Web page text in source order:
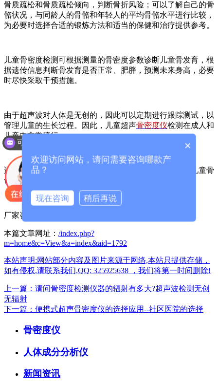
骨质疏松和骨质疏松倾向，判断骨折风险；可以了解自己的骨
骼状况，与同龄人的骨骼和年轻人的平均骨骼水平进行比较，
为必要时选择合适的锻炼方法和适当的保健和治疗提供参考。
儿童骨密度检测可根据测量的骨密度参数诊断儿童骨发育，根
据遗传信息判断骨发育是否正常、肥胖，预测未来身高，必要
时尽快采取干预措施。
由于超声波对人体是无创的，因此可以定期进行跟踪测试，以
管理儿童的生长过程。因此，儿童超声骨密度仪检测在成人和
儿童中非常流行。
适用于各类医疗体检机构，可为中老年人骨质疏松症和儿童骨
骼发育提供详细的临床参考数据。
厂家咨询电话：13626329298（微信同号）
本篇文章网址： /index.php?
m=home&c=View&a=index&aid=1792
本站声明:网站部分内容及图片来源于网络,本站只提供存储，
如有侵权,请联系我们,QQ: 325925638 ，我们将第一时间删除!
上一篇：请问骨密度检测仪器的辐射有多大?超声波检测无创
无辐射
下一篇：便携式超声骨密度仪的选择应用--社区医院的选择
骨密度仪
人体成分分析仪
新闻资讯
×
欢迎访问网站，请问需要咨询哪款产
品？
现在咨询 稍后再说